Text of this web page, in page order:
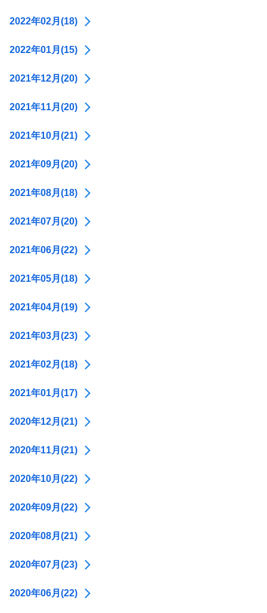
2022年02月(18)
2022年01月(15)
2021年12月(20)
2021年11月(20)
2021年10月(21)
2021年09月(20)
2021年08月(18)
2021年07月(20)
2021年06月(22)
2021年05月(18)
2021年04月(19)
2021年03月(23)
2021年02月(18)
2021年01月(17)
2020年12月(21)
2020年11月(21)
2020年10月(22)
2020年09月(22)
2020年08月(21)
2020年07月(23)
2020年06月(22)